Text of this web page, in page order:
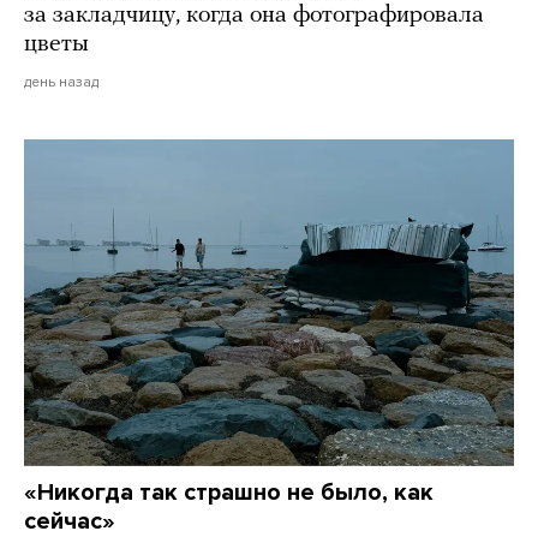
за закладчицу, когда она фотографировала
цветы
день назад
«Никогда так страшно не было, как
сейчас»